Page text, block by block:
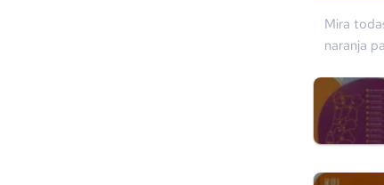
Mira
naranja